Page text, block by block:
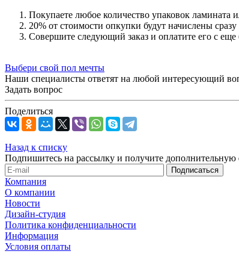
Покупаете любое количество упаковок ламината
20% от стоимости опкупки будут начислены
Совершите следующий заказ и оплатите его с
Выбери свой пол мечты
Наши специалисты ответят на любой интересующий
Задать вопрос
Поделиться
Назад к списку
Подпишитесь на рассылку и получите дополнительную
Компания
О компании
Новости
Дизайн-студия
Политика конфиденциальности
Информация
Условия оплаты